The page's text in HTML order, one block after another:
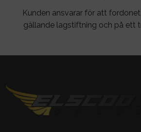
Kunden ansvarar för att
gällande lagstiftning och på ett